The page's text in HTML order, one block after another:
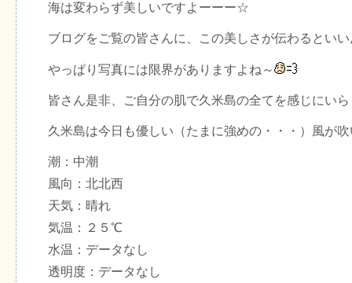
海は変わらず美しいですよーーー☆
ブログをご覧の皆さんに、この美しさが伝わるとい
やっぱり写真には限界がありますよね～
皆さん是非、ご自分の肌で久米島の全てを感じにい
久米島は今日も優しい（たまに強めの・・・）風が
潮：中潮
風向：北北西
天気：晴れ
気温：２５℃
水温：データなし
透明度：データなし